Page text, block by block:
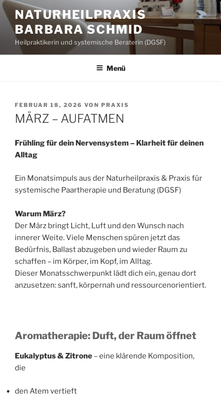
Zum
Inhalt
springen
NATURHEILPRAXIS
BARBARA SCHMID
Heilpraktikerin und systemische Beraterin (DGSF)
Menü
VERÖFFENTLICHT
AM
FEBRUAR 18, 2026 VON PRAXIS
MÄRZ – AUFATMEN
Frühling für dein Nervensystem – Klarheit für deinen
Alltag
Ein Monatsimpuls aus der Naturheilpraxis & Praxis für
systemische Paartherapie und Beratung (DGSF)
Warum März?
Der März bringt Licht, Luft und den Wunsch nach
innerer Weite. Viele Menschen spüren jetzt das
Bedürfnis, Ballast abzugeben und wieder Raum zu
schaffen – im Körper, im Kopf, im Alltag.
Dieser Monatsschwerpunkt lädt dich ein, genau dort
anzusetzen: sanft, körpernah und ressourcenorientiert.
Aromatherapie: Duft, der Raum öffnet
Eukalyptus & Zitrone – eine klärende Komposition,
die
den Atem vertieft